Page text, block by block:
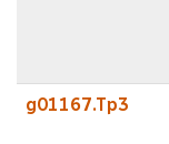
g01167.Tp3